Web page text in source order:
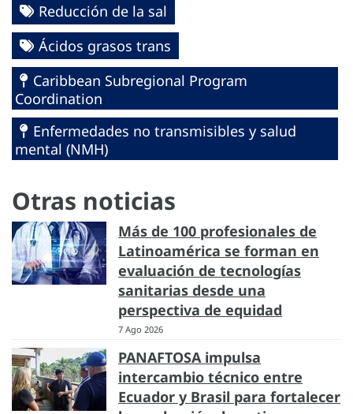
Reducción de la sal
Ácidos grasos trans
Caribbean Subregional Program
Coordination
Enfermedades no transmisibles y salud
mental (NMH)
Otras noticias
Más de 100 profesionales de
Latinoamérica se forman en
evaluación de tecnologías
sanitarias desde una
perspectiva de equidad
7 Ago 2026
PANAFTOSA impulsa
intercambio técnico entre
Ecuador y Brasil para fortalecer